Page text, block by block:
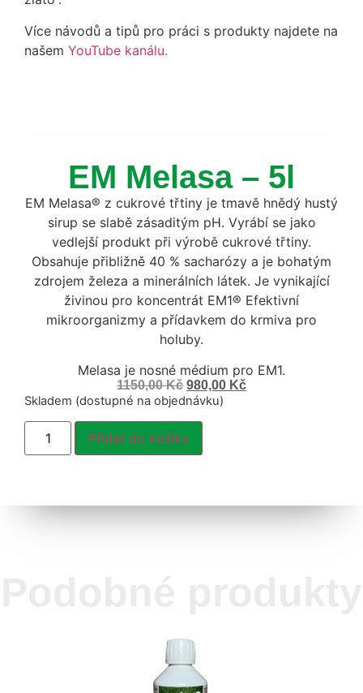
Více návodů a tipů pro práci s produkty najdete na
našem YouTube kanálu.
EM Melasa – 5l
EM Melasa® z cukrové třtiny je tmavě hnědý hustý
sirup se slabě zásaditým pH. Vyrábí se jako
vedlejší produkt při výrobě cukrové třtiny.
Obsahuje přibližně 40 % sacharózy a je bohatým
zdrojem železa a minerálních látek. Je vynikající
živinou pro koncentrát EM1® Efektivní
mikroorganizmy a přídavkem do krmiva pro
holuby.
Melasa je nosné médium pro EM1.
1150,00Kč 980,00 Kč
Skladem (dostupné na objednávku)
Přidat do košíku